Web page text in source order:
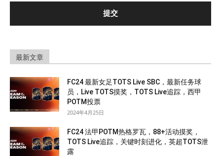
最新文章
FC24 最新女足TOTS Live SBC，最新任务球
员，Live TOTS摸奖，TOTS Live追踪，西甲
POTM投票
2024年4月25日
FC24 法甲POTM热格罗瓦，88+活动摸奖，
TOTS Live追踪，关键时刻进化，英超TOTS泄
露